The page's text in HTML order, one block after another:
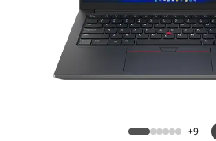
Ноутбук ThinkPad E14 (6th+9